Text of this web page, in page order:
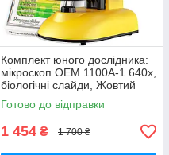
Комплект юного дослідника:
мікроскоп OEM 1100A-1 640х,
біологічні слайди, Жовтий
GoodPlace -worry-free-
shopping-
Готово до відправки
1 454 ₴ 1 700 ₴